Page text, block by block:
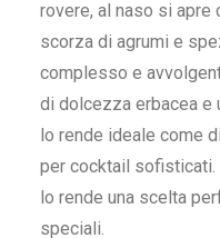
rovere, al naso si apre
scorza di agrumi e
complesso e
di dolcezza erbacea e
lo rende ideale come
per cocktail sofisticati.
lo rende una scelta
speciali.